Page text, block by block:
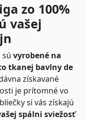
zo 100%
vašej
sú vyrobené na
tkanej bavlny de
získavané
je prítomné vo
si vás získajú
spálni sviežosť